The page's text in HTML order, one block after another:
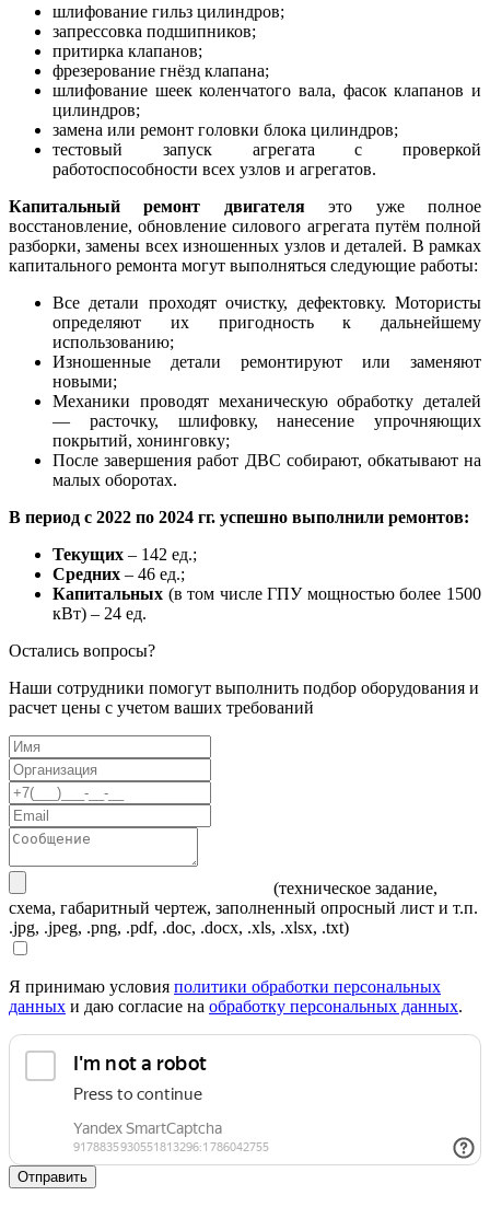
шлифование гильз цилиндров;
запрессовка подшипников;
притирка клапанов;
фрезерование гнёзд клапана;
шлифование шеек коленчатого вала, фасок клапанов и
цилиндров;
замена или ремонт головки блока цилиндров;
тестовый запуск агрегата с проверкой
работоспособности всех узлов и агрегатов.
Капитальный ремонт двигателяэто уже полное
восстановление, обновление силового агрегата путём полной
разборки, замены всех изношенных узлов и деталей. В рамках
капитального ремонта могут выполняться следующие работы:
Все детали проходят очистку, дефектовку. Мотористы
определяют их пригодность к дальнейшему
использованию;
Изношенные детали ремонтируют или заменяют
новыми;
Механики проводят механическую обработку деталей
— расточку, шлифовку, нанесение упрочняющих
покрытий, хонинговку;
После завершения работ ДВС собирают, обкатывают на
малых оборотах.
В период с 2022 по 2024 гг. успешно выполнили ремонтов:
Текущих – 142 ед.;
Средних – 46 ед.;
Капитальных (в том числе ГПУ мощностью более 1500
кВт) – 24 ед.
Остались вопросы?
Наши сотрудники помогут выполнить подбор оборудования и
расчет цены с учетом ваших требований
(техническое задание,
схема, габаритный чертеж, заполненный опросный лист и т.п.
.jpg, .jpeg, .png, .pdf, .doc, .docx, .xls, .xlsx, .txt)
Я принимаю условия политики обработки персональных
данных и даю согласие на обработку персональных данных.
Отправить